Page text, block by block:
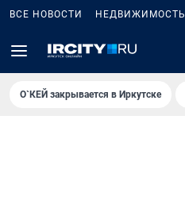
ВСЕ НОВОСТИ НЕДВИЖИМОСТЬ
О`КЕЙ закрывается в Иркутске